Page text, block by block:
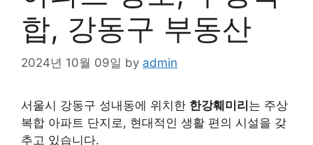
합, 강동구 부동산
2024년 10월 09일 by admin
서울시 강동구 성내동에 위치한 한강훼미리는 주상
복합 아파트 단지로, 현대적인 생활 편의 시설을 갖
추고 있습니다.